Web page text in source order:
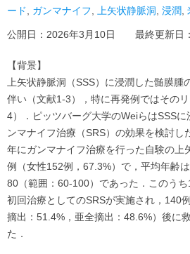
ード
ガンマナイフ 上矢状静脈洞 浸潤
公開日： 2026年3月10日 最終更新日：
【背景】
上矢状静脈洞（SSS）に浸潤した髄膜
伴い（文献1-3），特に再発例ではその
4）．ピッツバーグ大学のWeiらはSSS
ンマナイフ治療（SRS）の効果を検討
年にガンマナイフ治療を行った自験の上
例（女性152例，67.3%）で，平均年齢
80（範囲：60-100）であった．このう
初回治療としてのSRSが実施され，140
摘出：51.4%，亜全摘出：48.6%）後に
た．